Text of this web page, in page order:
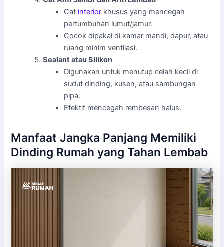
Cat interior khusus yang mencegah
pertumbuhan lumut/jamur.
Cocok dipakai di kamar mandi, dapur, atau
ruang minim ventilasi.
Sealant atau Silikon
Digunakan untuk menutup celah kecil di
sudut dinding, kusen, atau sambungan
pipa.
Efektif mencegah rembesan halus.
Manfaat Jangka Panjang Memiliki
Dinding Rumah yang Tahan Lembab